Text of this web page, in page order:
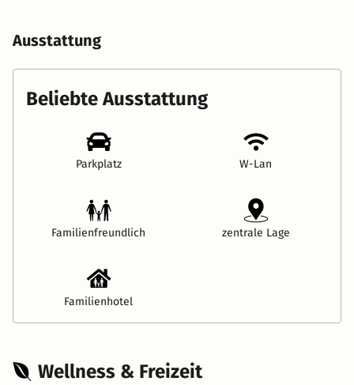
Ausstattung
Beliebte Ausstattung
Parkplatz W-Lan
Familienfreundlich zentrale Lage
Familienhotel
Wellness & Freizeit